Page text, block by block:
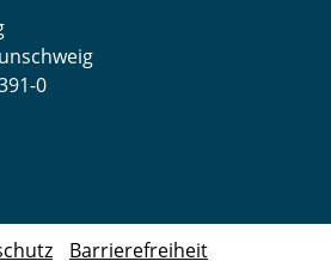
0
Barrierefreiheit